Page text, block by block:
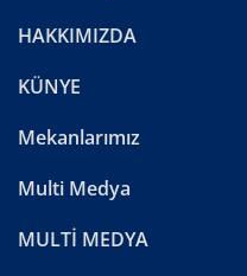
HAKKIMIZDA
KÜNYE
Mekanlarımız
Multi Medya
MULTİ MEDYA